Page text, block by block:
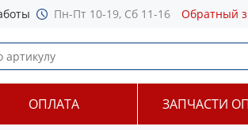
Пн-Пт 10-19, Сб 11-16 Обратный
ОПЛАТА ЗАПЧАСТИ